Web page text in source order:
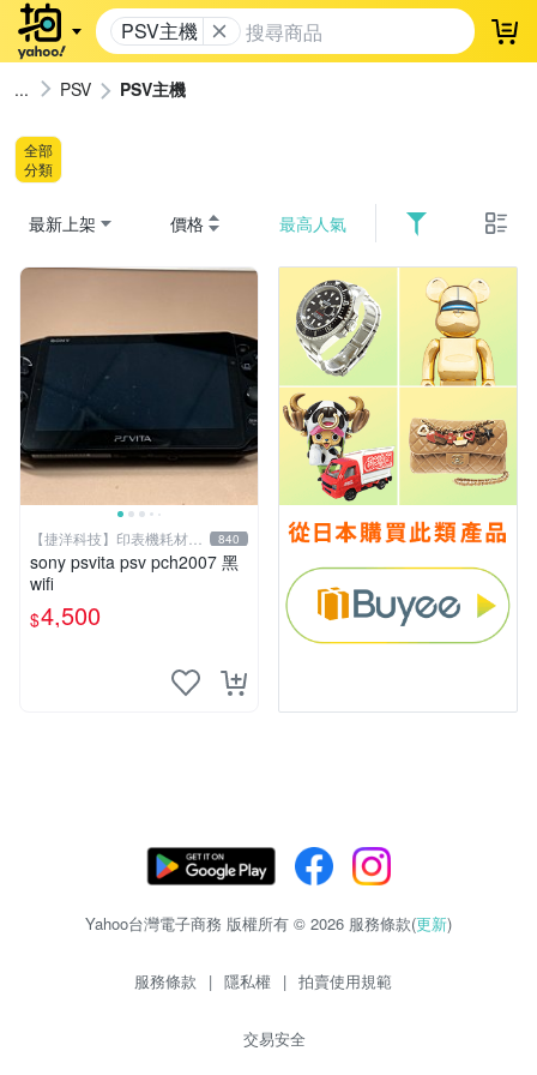
PSV主機 登
PSV PSV主機
全部
分類
最新上架 價格 最高人氣
【捷洋科技】印表機耗材專
賣
840
sony psvita psv pch2007 黑
wifi
$4,500
Yahoo台灣電子商務 版權所有 © 2026 服務條款(更新)
服務條款 | 隱私權 | 拍賣使用規範
交易安全